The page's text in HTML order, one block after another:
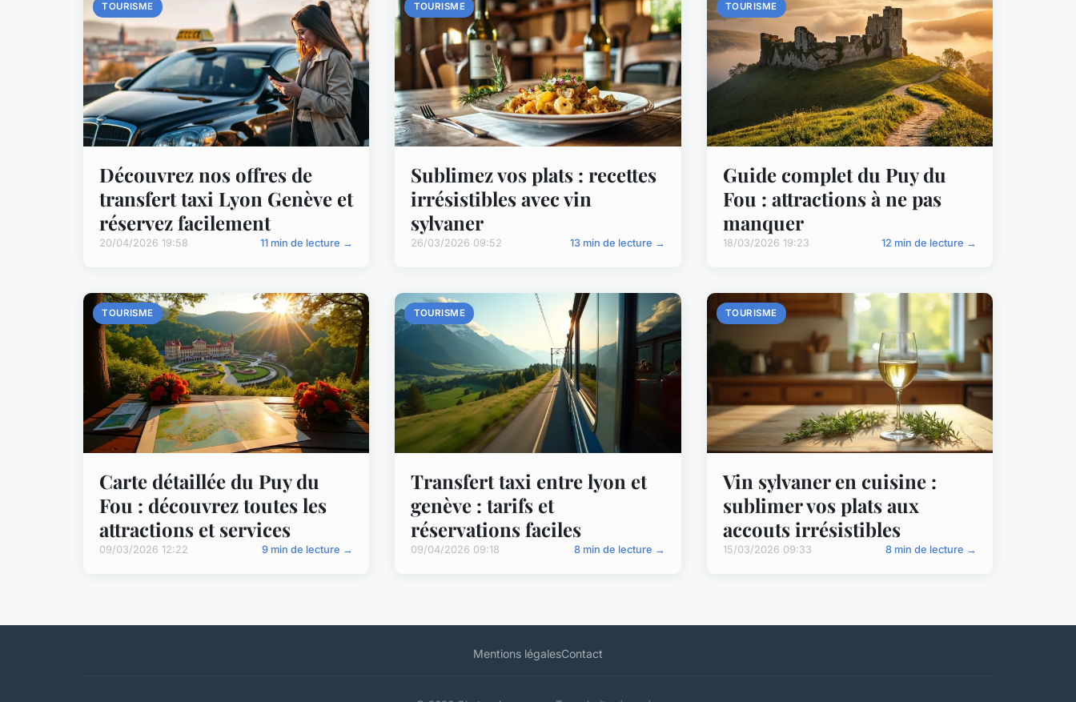
TOURISME
Découvrez nos offres de
transfert taxi Lyon Genève et
réservez facilement
20/04/2026 19:58 11 min de lecture →
TOURISME
Sublimez vos plats : recettes
irrésistibles avec vin
sylvaner
26/03/2026 09:52 13 min de lecture →
TOURISME
Guide complet du Puy du
Fou : attractions à ne pas
manquer
18/03/2026 19:23 12 min de lecture →
TOURISME
Carte détaillée du Puy du
Fou : découvrez toutes les
attractions et services
09/03/2026 12:22 9 min de lecture →
TOURISME
Transfert taxi entre lyon et
genève : tarifs et
réservations faciles
09/04/2026 09:18 8 min de lecture →
TOURISME
Vin sylvaner en cuisine :
sublimer vos plats aux
accouts irrésistibles
15/03/2026 09:33 8 min de lecture →
Mentions légalesContact